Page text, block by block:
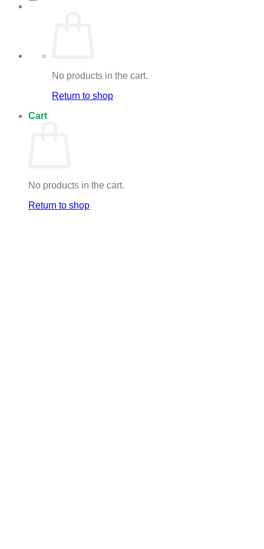
No products in the cart.
Return to shop
Cart
No products in the cart.
Return to shop